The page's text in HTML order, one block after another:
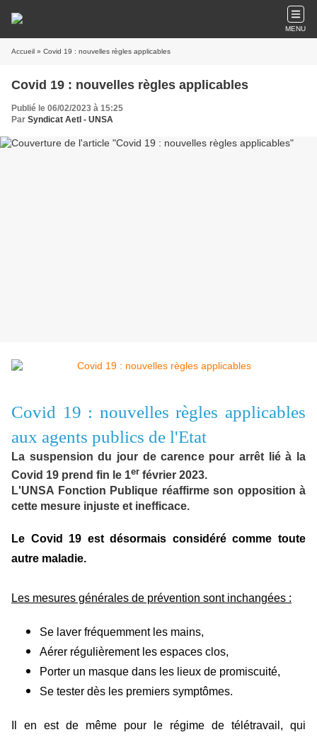
MENU
Accueil » Covid 19 : nouvelles règles applicables
Covid 19 : nouvelles règles applicables
Publié le 06/02/2023 à 15:25
Par Syndicat AetI - UNSA
Covid 19 : nouvelles règles applicables
aux agents publics de l'Etat
La suspension du jour de carence pour arrêt lié à la
Covid 19 prend fin le 1er février 2023.
L'UNSA Fonction Publique réaffirme son opposition à
cette mesure injuste et inefficace.
Le Covid 19 est désormais considéré comme toute
autre maladie.
Les mesures générales de prévention sont inchangées :
Se laver fréquemment les mains,
Aérer régulièrement les espaces clos,
Porter un masque dans les lieux de promiscuité,
Se tester dès les premiers symptômes.
Il en est de même pour le régime de télétravail, qui